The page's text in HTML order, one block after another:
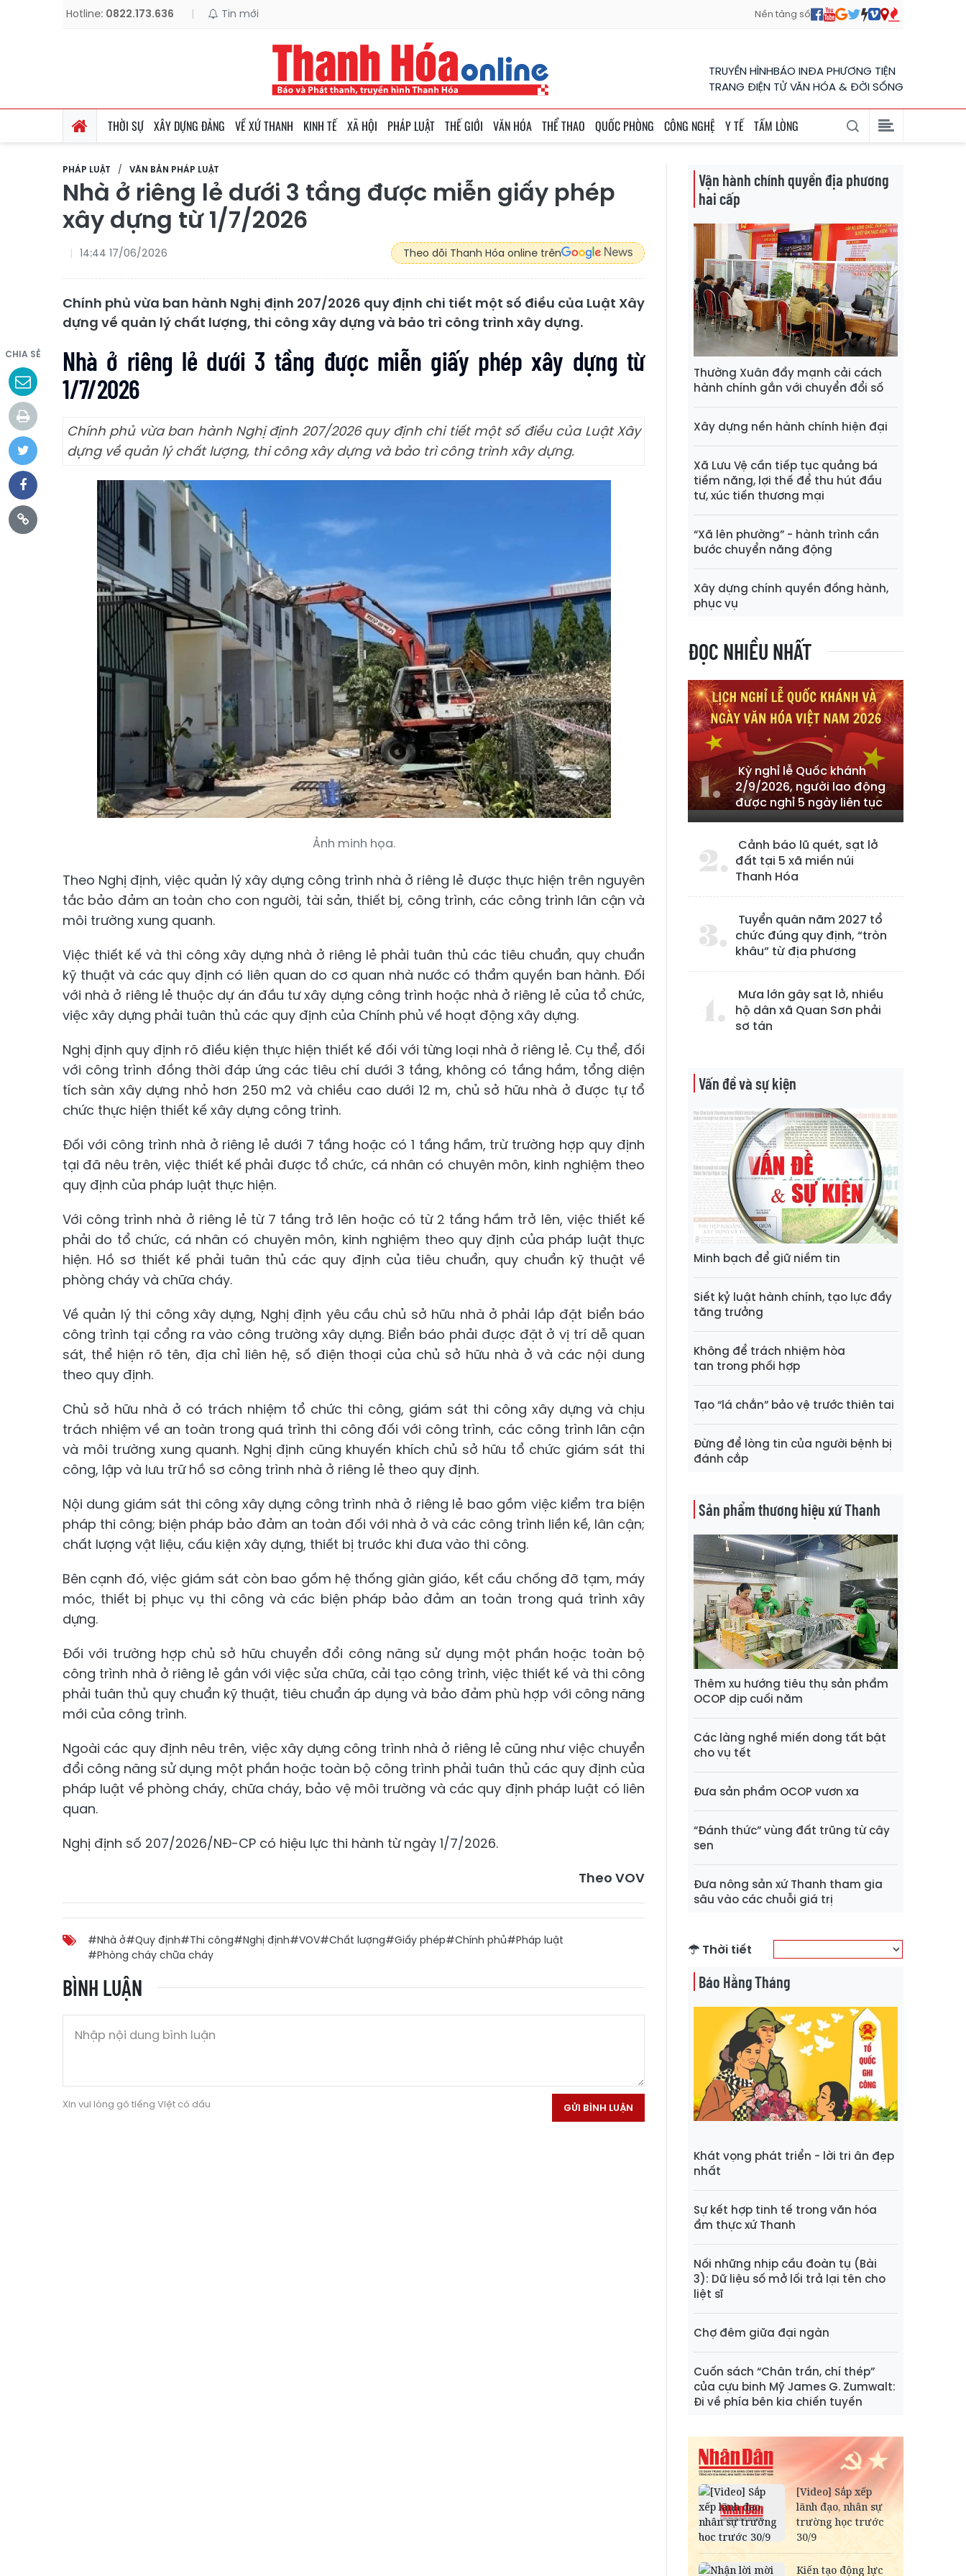
Hotline: 0822.173.636 | Tin mới Nền tảng số
TRUYỀN HÌNHBÁO INĐA PHƯƠNG TIỆN
TRANG ĐIỆN TỬ VĂN HÓA & ĐỜI SỐNG
THỜI SỰ XÂY DỰNG ĐẢNG VỀ XỨ THANH KINH TẾ XÃ HỘI PHÁP LUẬT THẾ GIỚI VĂN HÓA THỂ THAO QUỐC PHÒNG CÔNG NGHỆ Y TẾ TẤM LÒNG
PHÁP LUẬT VĂN BẢN PHÁP LUẬT
Nhà ở riêng lẻ dưới 3 tầng được miễn giấy phép
xây dựng từ 1/7/2026
14:44 17/06/2026 Theo dõi Thanh Hóa online trên
Chính phủ vừa ban hành Nghị định 207/2026 quy định chi tiết một số điều của Luật Xây
dựng về quản lý chất lượng, thi công xây dựng và bảo trì công trình xây dựng.
CHIA SẺ
Nhà ở riêng lẻ dưới 3 tầng được miễn giấy phép xây dựng từ
1/7/2026
Chính phủ vừa ban hành Nghị định 207/2026 quy định chi tiết một số điều của Luật Xây
dựng về quản lý chất lượng, thi công xây dựng và bảo trì công trình xây dựng.
Ảnh minh họa.
Theo Nghị định, việc quản lý xây dựng công trình nhà ở riêng lẻ được thực hiện trên nguyên
tắc bảo đảm an toàn cho con người, tài sản, thiết bị, công trình, các công trình lân cận và
môi trường xung quanh.
Việc thiết kế và thi công xây dựng nhà ở riêng lẻ phải tuân thủ các tiêu chuẩn, quy chuẩn
kỹ thuật và các quy định có liên quan do cơ quan nhà nước có thẩm quyền ban hành. Đối
với nhà ở riêng lẻ thuộc dự án đầu tư xây dựng công trình hoặc nhà ở riêng lẻ của tổ chức,
việc xây dựng phải tuân thủ các quy định của Chính phủ về hoạt động xây dựng.
Nghị định quy định rõ điều kiện thực hiện thiết kế đối với từng loại nhà ở riêng lẻ. Cụ thể, đối
với công trình đồng thời đáp ứng các tiêu chí dưới 3 tầng, không có tầng hầm, tổng diện
tích sàn xây dựng nhỏ hơn 250 m2 và chiều cao dưới 12 m, chủ sở hữu nhà ở được tự tổ
chức thực hiện thiết kế xây dựng công trình.
Đối với công trình nhà ở riêng lẻ dưới 7 tầng hoặc có 1 tầng hầm, trừ trường hợp quy định
tại đã nêu trên, việc thiết kế phải được tổ chức, cá nhân có chuyên môn, kinh nghiệm theo
quy định của pháp luật thực hiện.
Với công trình nhà ở riêng lẻ từ 7 tầng trở lên hoặc có từ 2 tầng hầm trở lên, việc thiết kế
phải do tổ chức, cá nhân có chuyên môn, kinh nghiệm theo quy định của pháp luật thực
hiện. Hồ sơ thiết kế phải tuân thủ các quy định của tiêu chuẩn, quy chuẩn kỹ thuật về
phòng cháy và chữa cháy.
Về quản lý thi công xây dựng, Nghị định yêu cầu chủ sở hữu nhà ở phải lắp đặt biển báo
công trình tại cổng ra vào công trường xây dựng. Biển báo phải được đặt ở vị trí dễ quan
sát, thể hiện rõ tên, địa chỉ liên hệ, số điện thoại của chủ sở hữu nhà ở và các nội dung
theo quy định.
Chủ sở hữu nhà ở có trách nhiệm tổ chức thi công, giám sát thi công xây dựng và chịu
trách nhiệm về an toàn trong quá trình thi công đối với công trình, các công trình lân cận
và môi trường xung quanh. Nghị định cũng khuyến khích chủ sở hữu tổ chức giám sát thi
công, lập và lưu trữ hồ sơ công trình nhà ở riêng lẻ theo quy định.
Nội dung giám sát thi công xây dựng công trình nhà ở riêng lẻ bao gồm việc kiểm tra biện
pháp thi công; biện pháp bảo đảm an toàn đối với nhà ở và các công trình liền kề, lân cận;
chất lượng vật liệu, cấu kiện xây dựng, thiết bị trước khi đưa vào thi công.
Bên cạnh đó, việc giám sát còn bao gồm hệ thống giàn giáo, kết cấu chống đỡ tạm, máy
móc, thiết bị phục vụ thi công và các biện pháp bảo đảm an toàn trong quá trình xây
dựng.
Đối với trường hợp chủ sở hữu chuyển đổi công năng sử dụng một phần hoặc toàn bộ
công trình nhà ở riêng lẻ gắn với việc sửa chữa, cải tạo công trình, việc thiết kế và thi công
phải tuân thủ quy chuẩn kỹ thuật, tiêu chuẩn áp dụng và bảo đảm phù hợp với công năng
mới của công trình.
Ngoài các quy định nêu trên, việc xây dựng công trình nhà ở riêng lẻ cũng như việc chuyển
đổi công năng sử dụng một phần hoặc toàn bộ công trình phải tuân thủ các quy định của
pháp luật về phòng cháy, chữa cháy, bảo vệ môi trường và các quy định pháp luật có liên
quan.
Nghị định số 207/2026/NĐ-CP có hiệu lực thi hành từ ngày 1/7/2026.
Theo VOV
#Nhà ở#Quy định#Thi công#Nghị định#VOV#Chất lượng#Giấy phép#Chính phủ#Pháp luật
#Phòng cháy chữa cháy
BÌNH LUẬN
Xin vui lòng gõ tiếng Việt có dấu GỬI BÌNH LUẬN
Vận hành chính quyền địa phương
hai cấp
Thường Xuân đẩy mạnh cải cách
hành chính gắn với chuyển đổi số
Xây dựng nền hành chính hiện đại
Xã Lưu Vệ cần tiếp tục quảng bá
tiềm năng, lợi thế để thu hút đầu
tư, xúc tiến thương mại
“Xã lên phường” - hành trình cần
bước chuyển năng động
Xây dựng chính quyền đồng hành,
phục vụ
ĐỌC NHIỀU NHẤT
Kỳ nghỉ lễ Quốc khánh
2/9/2026, người lao động
được nghỉ 5 ngày liên tục
Cảnh báo lũ quét, sạt lở
đất tại 5 xã miền núi
Thanh Hóa
Tuyển quân năm 2027 tổ
chức đúng quy định, “tròn
khâu” từ địa phương
Mưa lớn gây sạt lở, nhiều
hộ dân xã Quan Sơn phải
sơ tán
Vấn đề và sự kiện
Minh bạch để giữ niềm tin
Siết kỷ luật hành chính, tạo lực đẩy
tăng trưởng
Không để trách nhiệm hòa
tan trong phối hợp
Tạo “lá chắn” bảo vệ trước thiên tai
Đừng để lòng tin của người bệnh bị
đánh cắp
Sản phẩm thương hiệu xứ Thanh
Thêm xu hướng tiêu thụ sản phẩm
OCOP dịp cuối năm
Các làng nghề miến dong tất bật
cho vụ tết
Đưa sản phẩm OCOP vươn xa
“Đánh thức” vùng đất trũng từ cây
sen
Đưa nông sản xứ Thanh tham gia
sâu vào các chuỗi giá trị
Thời tiết
Báo Hằng Tháng
Khát vọng phát triển - lời tri ân đẹp
nhất
Sự kết hợp tinh tế trong văn hóa
ẩm thực xứ Thanh
Nối những nhịp cầu đoàn tụ (Bài
3): Dữ liệu số mở lối trả lại tên cho
liệt sĩ
Chợ đêm giữa đại ngàn
Cuốn sách “Chân trần, chí thép”
của cựu binh Mỹ James G. Zumwalt:
Đi về phía bên kia chiến tuyến